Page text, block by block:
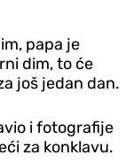
papa je
dim, to će
još jedan dan.
i fotografije
za konklavu.